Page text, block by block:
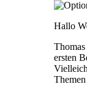
Hallo
ersten